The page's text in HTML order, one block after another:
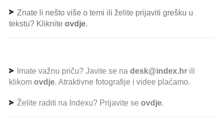
Znate li nešto više o temi ili želite prijaviti grešku u
tekstu? Kliknite ovdje.
Imate važnu priču? Javite se na desk@index.hr ili
klikom ovdje. Atraktivne fotografije i videe plaćamo.
Želite raditi na Indexu? Prijavite se ovdje.